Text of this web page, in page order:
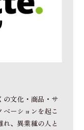
の文化・商品・サ
ーションを起こ
れ、異業種の人と